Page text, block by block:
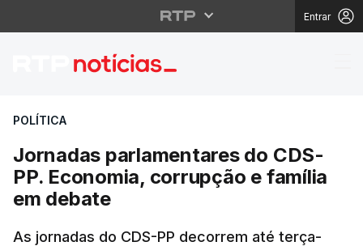
Entrar
Jornadas
POLÍTICA
Jornadas parlamentares do CDS-
PP. Economia, corrupção e família
em debate
As jornadas do CDS-PP decorrem até terça-